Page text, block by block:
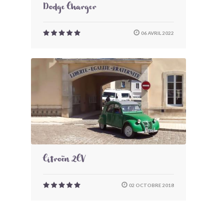
Dodge Charger
06 AVRIL 2022
Citroën 2CV
02 OCTOBRE 2018